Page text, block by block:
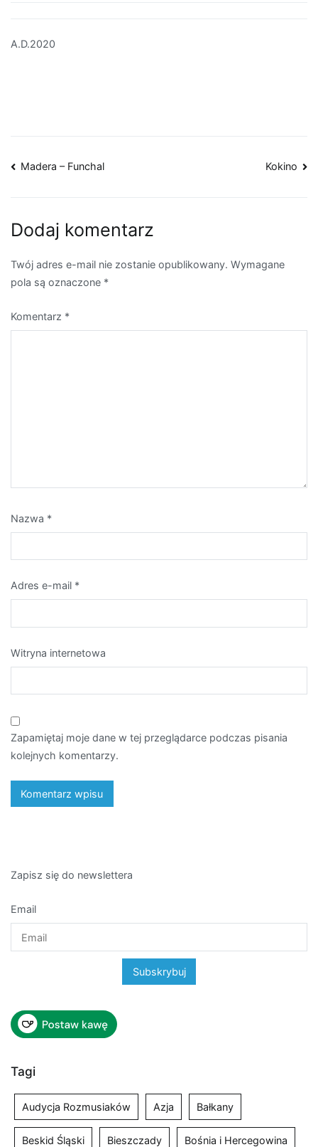
A.D.2020
Nawigacja
Madera – Funchal Kokino
Dodaj komentarz
Twój adres e-mail nie zostanie opublikowany. Wymagane
pola są oznaczone *
Komentarz *
Nazwa *
Adres e-mail *
Witryna internetowa
Zapamiętaj moje dane w tej przeglądarce podczas pisania
kolejnych komentarzy.
Zapisz się do newslettera
Email
Tagi
Audycja Rozmusiaków Azja Bałkany
Beskid Śląski Bieszczady Bośnia i Hercegowina